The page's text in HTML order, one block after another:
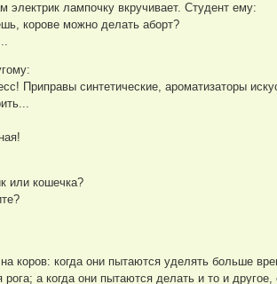
электрик лампочку вкручивает. Студент ему:
корове можно делать аборт?
Приправы синтетические, ароматизаторы
или кошечка?
коров: когда они пытаются уделять больше
а когда они пытаются делать и то и